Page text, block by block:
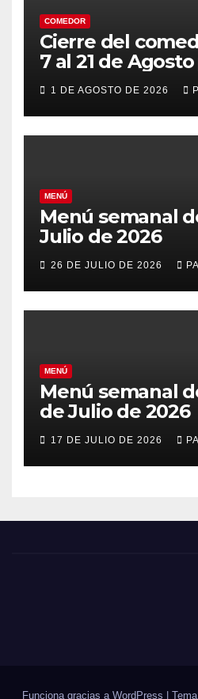
COMEDOR
Cierre del
7 al 21 de
vacaciones
1 DE AGOSTO DE 2026
MENÚ
Menú semanal
Julio de 2026
26 DE JULIO DE 2026
MENÚ
Menú semanal
de Julio de 2026
17 DE JULIO DE 2026
Funciona gracias a WordPress |